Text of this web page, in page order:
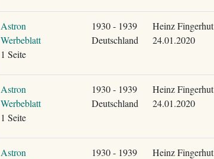
Astron
Werbeblatt
1 Seite
1930 - 1939
Deutschland
Heinz Fingerhut
24.01.2020
Astron
Werbeblatt
1 Seite
1930 - 1939
Deutschland
Heinz Fingerhut
24.01.2020
Astron
1930 - 1939
Heinz Fingerhut